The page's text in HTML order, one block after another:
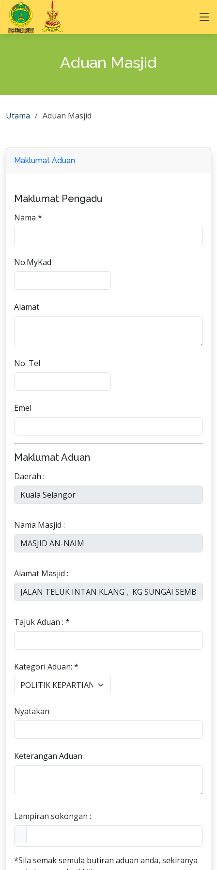
Aduan Masjid
Utama Aduan Masjid
Maklumat Aduan
Maklumat Pengadu
Nama *
No.MyKad
Alamat
No. Tel
Emel
Maklumat Aduan
Daerah :
Nama Masjid :
Alamat Masjid :
Tajuk Aduan : *
Kategori Aduan: *
Nyatakan
Keterangan Aduan :
Lampiran sokongan :
*Sila semak semula butiran aduan anda, sekiranya